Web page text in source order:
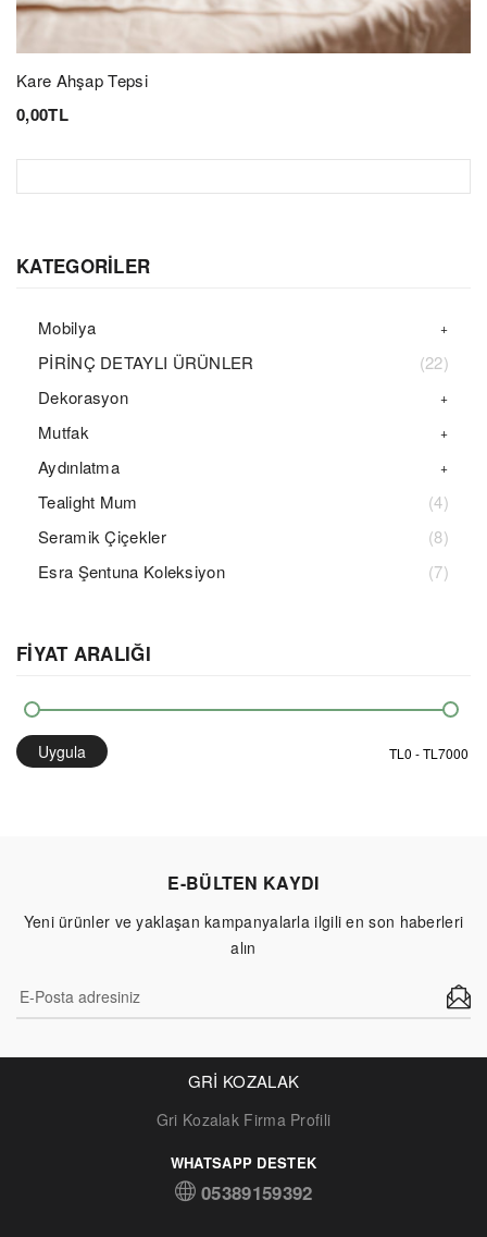
KATEGORİLER
Mobilya
PİRİNÇ DETAYLI ÜRÜNLER
(22)
Dekorasyon
Mutfak
Aydınlatma
Tealight Mum
(4)
Seramik Çiçekler
(8)
Esra Şentuna Koleksiyon
(7)
FİYAT ARALIĞI
Uygula
Kare Ahşap Tepsi
0,00TL
E-BÜLTEN KAYDI
Yeni ürünler ve yaklaşan kampanyalarla ilgili en son haberleri
alın
GRİ KOZALAK
Gri Kozalak Firma Profili
WHATSAPP DESTEK
05389159392